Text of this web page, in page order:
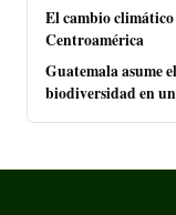
El cambio
Centroamérica
Guatemala asume
biodiversidad en